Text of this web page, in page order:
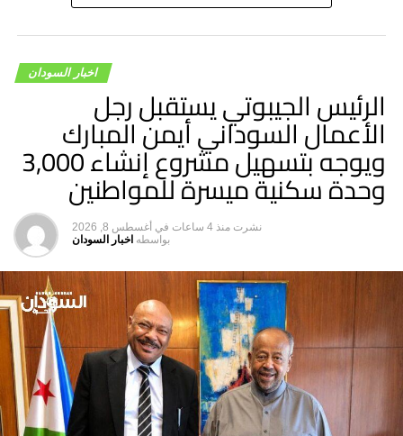
اخبار السودان
الرئيس الجيبوتي يستقبل رجل
الأعمال السوداني أيمن المبارك
ويوجه بتسهيل مشروع إنشاء 3,000
وحدة سكنية ميسرة للمواطنين
نشرت منذ 4 ساعات في أغسطس 8, 2026
بواسطه اخبار السودان